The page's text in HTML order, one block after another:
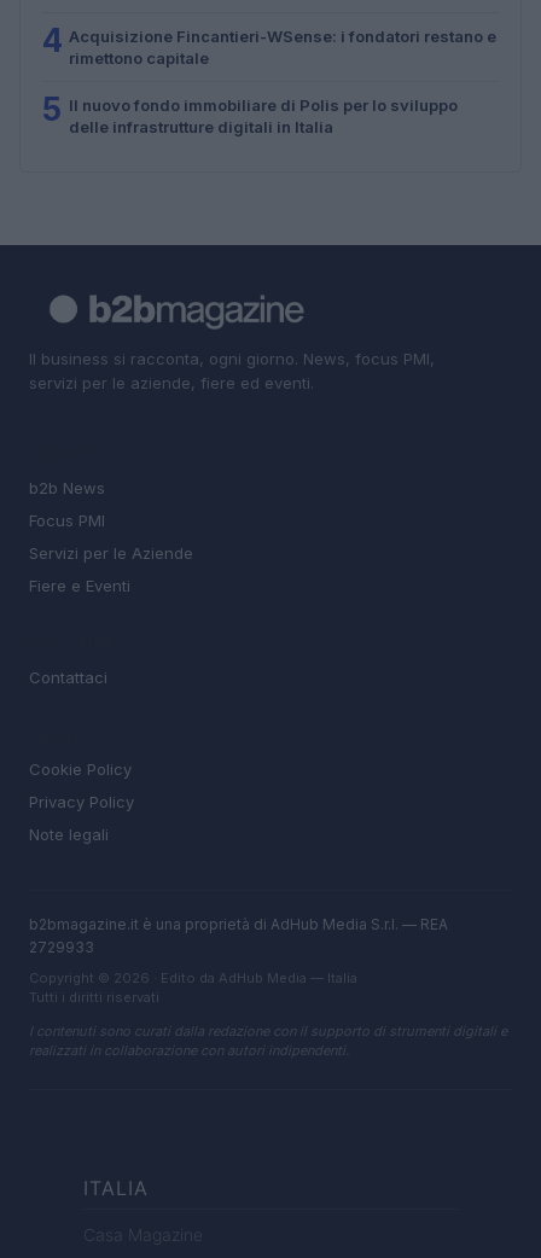
4 Acquisizione Fincantieri-WSense: i fondatori restano e
rimettono capitale
5 Il nuovo fondo immobiliare di Polis per lo sviluppo
delle infrastrutture digitali in Italia
Il business si racconta, ogni giorno. News, focus PMI,
servizi per le aziende, fiere ed eventi.
b2b News
Focus PMI
Servizi per le Aziende
Fiere e Eventi
Contattaci
Cookie Policy
Privacy Policy
Note legali
b2bmagazine.it è una proprietà di AdHub Media S.r.l. — REA
2729933
Copyright © 2026 · Edito da AdHub Media — Italia
Tutti i diritti riservati
I contenuti sono curati dalla redazione con il supporto di strumenti digitali e
realizzati in collaborazione con autori indipendenti.
ITALIA
Casa Magazine